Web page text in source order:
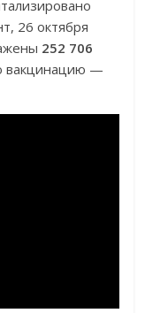
26 октября
252 706
вакцинацию —